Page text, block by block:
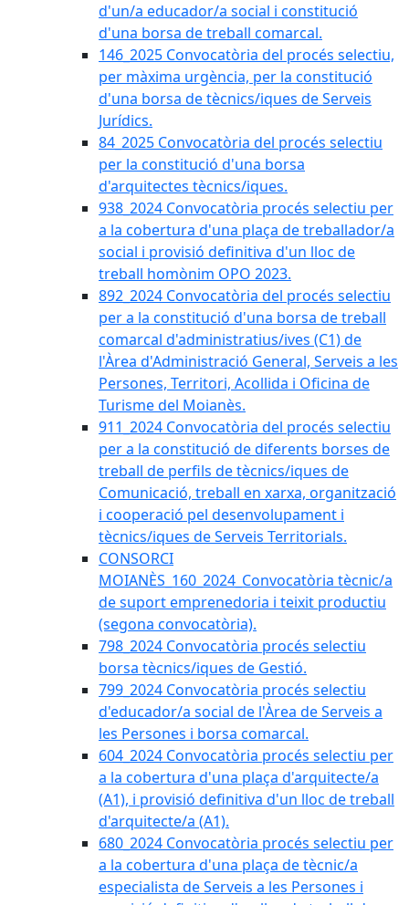
d'un/a educador/a social i constitució
d'una borsa de treball comarcal.
146_2025 Convocatòria del procés selectiu,
per màxima urgència, per la constitució
d'una borsa de tècnics/iques de Serveis
Jurídics.
84_2025 Convocatòria del procés selectiu
per la constitució d'una borsa
d'arquitectes tècnics/iques.
938_2024 Convocatòria procés selectiu per
a la cobertura d'una plaça de treballador/a
social i provisió definitiva d'un lloc de
treball homònim OPO 2023.
892_2024 Convocatòria del procés selectiu
per a la constitució d'una borsa de treball
comarcal d'administratius/ives (C1) de
l'Àrea d'Administració General, Serveis a les
Persones, Territori, Acollida i Oficina de
Turisme del Moianès.
911_2024 Convocatòria del procés selectiu
per a la constitució de diferents borses de
treball de perfils de tècnics/iques de
Comunicació, treball en xarxa, organització
i cooperació pel desenvolupament i
tècnics/iques de Serveis Territorials.
CONSORCI
MOIANÈS_160_2024_Convocatòria tècnic/a
de suport emprenedoria i teixit productiu
(segona convocatòria).
798_2024 Convocatòria procés selectiu
borsa tècnics/iques de Gestió.
799_2024 Convocatòria procés selectiu
d'educador/a social de l'Àrea de Serveis a
les Persones i borsa comarcal.
604_2024 Convocatòria procés selectiu per
a la cobertura d'una plaça d'arquitecte/a
(A1), i provisió definitiva d'un lloc de treball
d'arquitecte/a (A1).
680_2024 Convocatòria procés selectiu per
a la cobertura d'una plaça de tècnic/a
especialista de Serveis a les Persones i